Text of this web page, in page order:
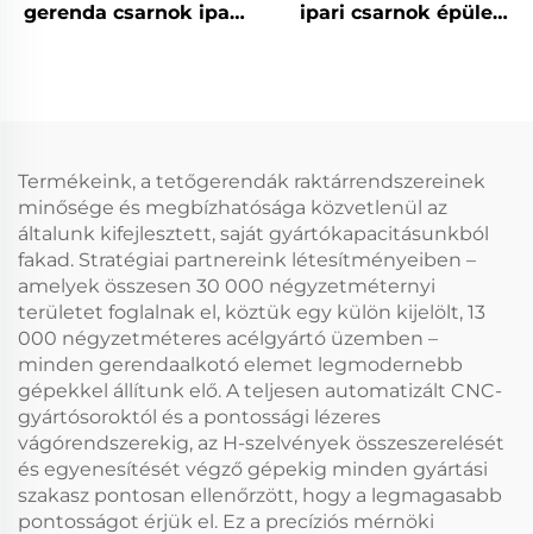
gerenda csarnok ipari
ipari csarnok épület
Termékeink, a tetőgerendák raktárrendszereinek
minősége és megbízhatósága közvetlenül az
általunk kifejlesztett, saját gyártókapacitásunkból
fakad. Stratégiai partnereink létesítményeiben –
amelyek összesen 30 000 négyzetméternyi
területet foglalnak el, köztük egy külön kijelölt, 13
000 négyzetméteres acélgyártó üzemben –
minden gerendaalkotó elemet legmodernebb
gépekkel állítunk elő. A teljesen automatizált CNC-
gyártósoroktól és a pontossági lézeres
vágórendszerekig, az H-szelvények összeszerelését
és egyenesítését végző gépekig minden gyártási
szakasz pontosan ellenőrzött, hogy a legmagasabb
pontosságot érjük el. Ez a precíziós mérnöki